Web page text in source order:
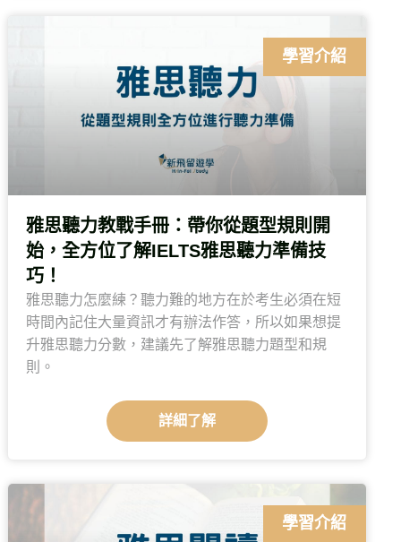
學習介紹
雅思聽力教戰手冊：帶你從題型規則開
始，全方位了解IELTS雅思聽力準備技
巧！
雅思聽力怎麼練？聽力難的地方在於考生必須在短
時間內記住大量資訊才有辦法作答，所以如果想提
升雅思聽力分數，建議先了解雅思聽力題型和規
則。
詳細了解
學習介紹